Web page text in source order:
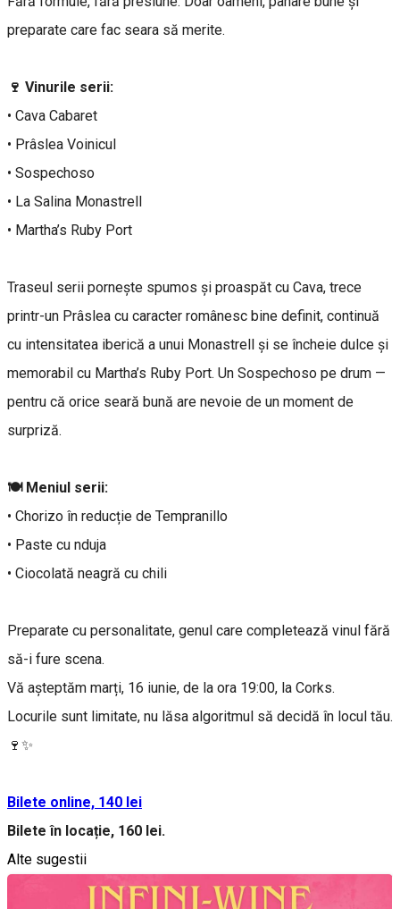
preparate care fac seara să merite.
🍷 Vinurile serii:
• Cava Cabaret
• Prâslea Voinicul
• Sospechoso
• La Salina Monastrell
• Martha’s Ruby Port
Traseul serii pornește spumos și proaspăt cu Cava, trece
printr-un Prâslea cu caracter românesc bine definit, continuă
cu intensitatea iberică a unui Monastrell și se încheie dulce și
memorabil cu Martha’s Ruby Port. Un Sospechoso pe drum —
pentru că orice seară bună are nevoie de un moment de
surpriză.
🍽 Meniul serii:
• Chorizo în reducție de Tempranillo
• Paste cu nduja
• Ciocolată neagră cu chili
Preparate cu personalitate, genul care completează vinul fără
să-i fure scena.
Vă așteptăm marți, 16 iunie, de la ora 19:00, la Corks.
Locurile sunt limitate, nu lăsa algoritmul să decidă în locul tău.
🍷✨
Bilete online, 140 lei
Bilete în locație, 160 lei.
Alte sugestii